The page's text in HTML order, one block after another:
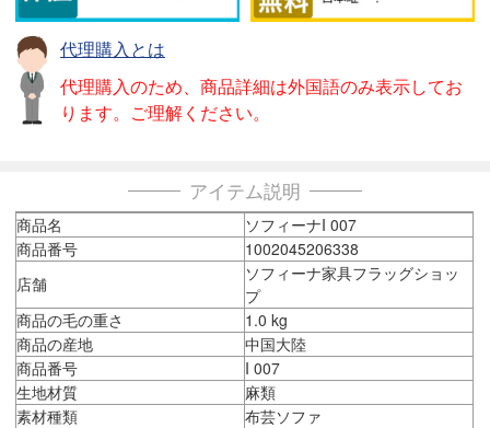
代理購入とは
代理購入のため、商品詳細は外国語のみ表示してお
ります。ご理解ください。
アイテム説明
商品名
ソフィーナI 007
商品番号
1002045206338
店舗
ソフィーナ家具フラッグショッ
プ
商品の毛の重さ
1.0 kg
商品の産地
中国大陸
商品番号
I 007
生地材質
麻類
素材種類
布芸ソファ